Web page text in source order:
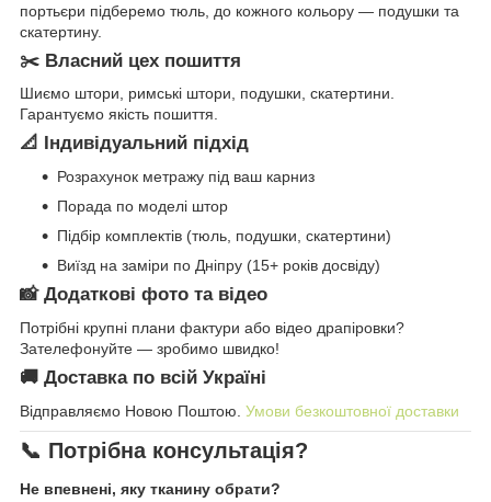
портьєри підберемо тюль, до кожного кольору — подушки та
скатертину.
✂️ Власний цех пошиття
Шиємо штори, римські штори, подушки, скатертини.
Гарантуємо якість пошиття.
📐 Індивідуальний підхід
Розрахунок метражу під ваш карниз
Порада по моделі штор
Підбір комплектів (тюль, подушки, скатертини)
Виїзд на заміри по Дніпру (15+ років досвіду)
📸 Додаткові фото та відео
Потрібні крупні плани фактури або відео драпіровки?
Зателефонуйте — зробимо швидко!
🚚 Доставка по всій Україні
Відправляємо Новою Поштою. Умови безкоштовної доставки
📞 Потрібна консультація?
Не впевнені, яку тканину обрати?